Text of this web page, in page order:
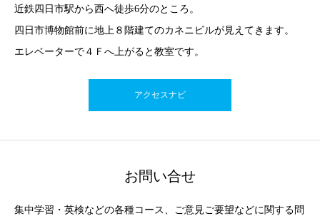
近鉄四日市駅から西へ徒歩6分のところ。
四日市博物館前に地上８階建てのカネニビルが見えてきます。
エレベーターで４Ｆへ上がると教室です。
アクセスナビ
お問い合せ
集中学習・英検などの各種コース、ご意見ご要望などに関する問